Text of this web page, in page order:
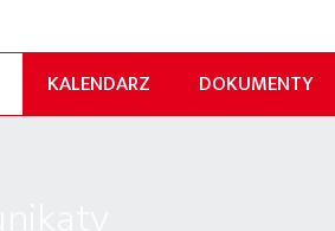
KALENDARZ DOKUMENTY